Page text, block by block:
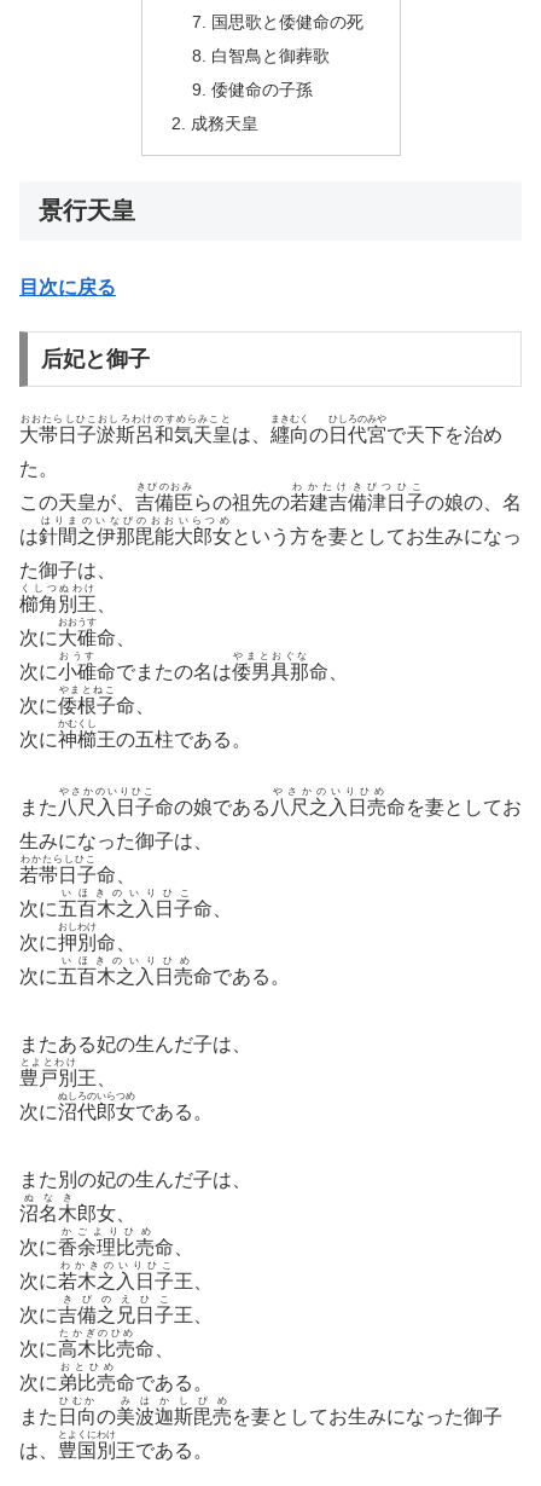
国思歌と倭健命の死
白智鳥と御葬歌
倭健命の子孫
成務天皇
景行天皇
目次に戻る
后妃と御子
大帯日子淤斯呂和気天皇
おおたらしひこおしろわけのすめらみこと
は、 纒向
まきむく
の日代宮
ひしろのみや
で天下を治め
た。
この天皇が、 吉備臣
きびのおみ
らの祖先の若建吉備津日子
わかたけきびつひこ
の娘の、名
は針間之伊那毘能大郎女
はりまのいなびのおおいらつめ
という方を妻としてお生みになっ
た御子は、
櫛角別王
くしつぬわけ
次に大碓
おおうす
命、
次に小碓
おうす
命でまたの名は倭男具那
やまとおぐな
命、
次に倭根子
やまとねこ
命、
次に神櫛
かむくし
王の五柱である。
また 八尺入日子
やさかのいりひこ
命の娘である 八尺之入日売
やさかのいりひめ
命を妻としてお
生みになった御子は、
若帯日子
わかたらしひこ
命、
次に五百木之入日子
いほきのいりひこ
命、
次に押別
おしわけ
命、
次に五百木之入日売
いほきのいりひめ
命である。
またある妃の生んだ子は、
豊戸別
とよとわけ
王、
次に沼代郎女
ぬしろのいらつめ
である。
また別の妃の生んだ子は、
沼名木
ぬなき
郎女、
次に香余理比売
かごよりひめ
命、
次に若木之入日子
わかきのいりひこ
王、
次に吉備之兄日子
きびのえひこ
王、
次に高木比売
たかぎのひめ
命、
次に 弟比売
おとひめ
命である。
また 日向
ひむか
の美波迦斯毘売
みはかしびめ
を妻としてお生みになった御子
は、 豊国別
とよくにわけ
王である。